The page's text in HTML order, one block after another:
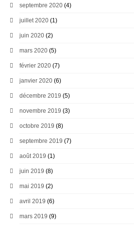
septembre 2020 (4)
juillet 2020 (1)
juin 2020 (2)
mars 2020 (5)
février 2020 (7)
janvier 2020 (6)
décembre 2019 (5)
novembre 2019 (3)
octobre 2019 (8)
septembre 2019 (7)
août 2019 (1)
juin 2019 (8)
mai 2019 (2)
avril 2019 (6)
mars 2019 (9)